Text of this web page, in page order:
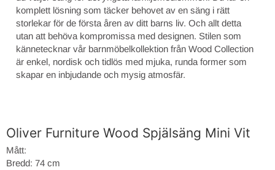
komplett lösning som täcker behovet av en säng i rätt
storlekar för de första åren av ditt barns liv. Och allt detta
utan att behöva kompromissa med designen. Stilen som
kännetecknar vår barnmöbelkollektion från Wood Collection
är enkel, nordisk och tidlös med mjuka, runda former som
skapar en inbjudande och mysig atmosfär.
Oliver Furniture Wood Spjälsäng Mini Vit
Mått:
Bredd: 74 cm